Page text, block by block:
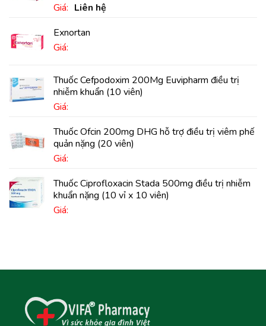
Giá: Liên hệ
Exnortan
Giá:
Thuốc Cefpodoxim 200Mg Euvipharm điều trị
nhiễm khuẩn (10 viên)
Giá:
Thuốc Ofcin 200mg DHG hỗ trợ điều trị viêm phế
quản nặng (20 viên)
Giá:
Thuốc Ciprofloxacin Stada 500mg điều trị nhiễm
khuẩn nặng (10 vỉ x 10 viên)
Giá: